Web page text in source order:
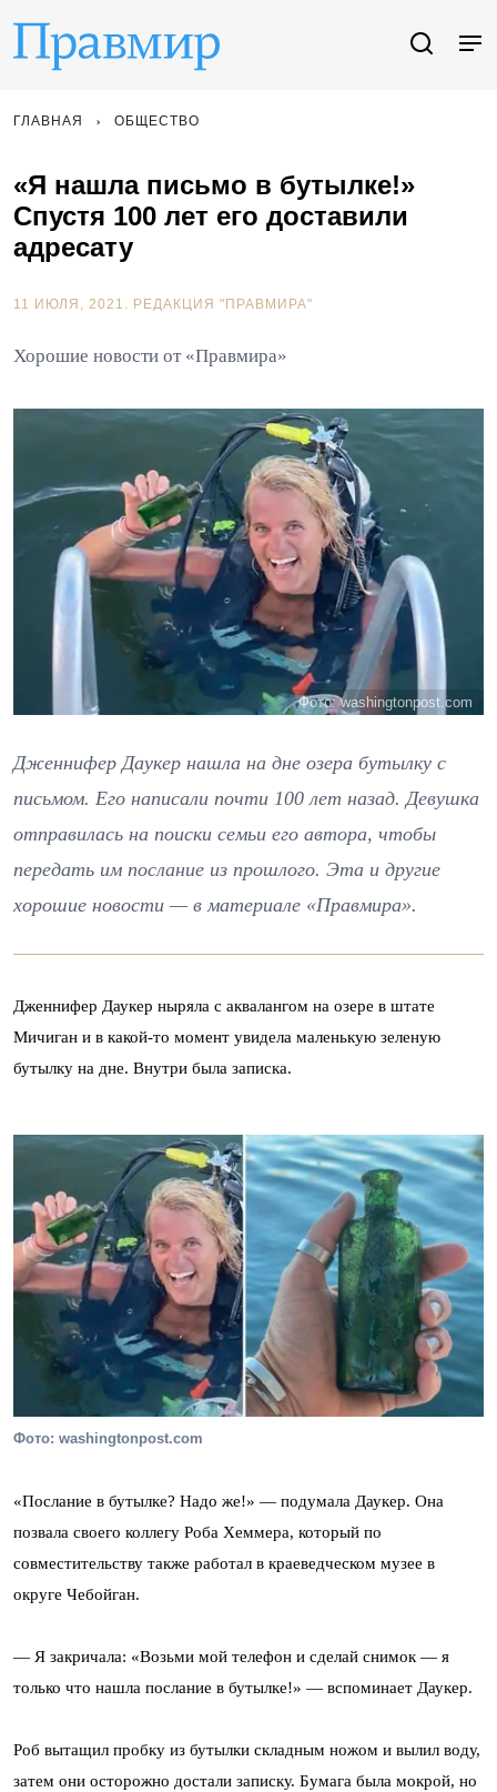
ГЛАВНАЯ ОБЩЕСТВО
«Я нашла письмо в бутылке!»
Спустя 100 лет его доставили
адресату
11 ИЮЛЯ, 2021. РЕДАКЦИЯ "ПРАВМИРА"
Хорошие новости от «Правмира»
Фото: washingtonpost.com
Дженнифер Даукер нашла на дне озера бутылку с
письмом. Его написали почти 100 лет назад. Девушка
отправилась на поиски семьи его автора, чтобы
передать им послание из прошлого. Эта и другие
хорошие новости — в материале «Правмира».
Дженнифер Даукер ныряла с аквалангом на озере в штате
Мичиган и в какой-то момент увидела маленькую зеленую
бутылку на дне. Внутри была записка.
Фото: washingtonpost.com
«Послание в бутылке? Надо же!» — подумала Даукер. Она
позвала своего коллегу Роба Хеммера, который по
совместительству также работал в краеведческом музее в
округе Чебойган.
— Я закричала: «Возьми мой телефон и сделай снимок — я
только что нашла послание в бутылке!» — вспоминает Даукер.
Роб вытащил пробку из бутылки складным ножом и вылил воду,
затем они осторожно достали записку. Бумага была мокрой, но